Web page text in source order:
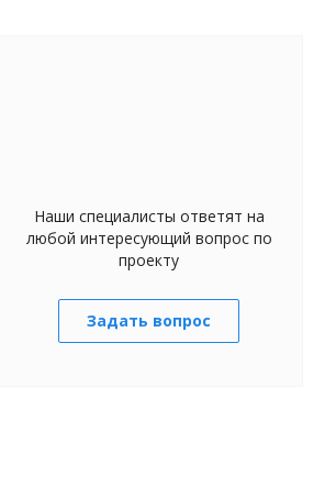
Наши специалисты ответят на
любой интересующий вопрос по
проекту
Задать вопрос